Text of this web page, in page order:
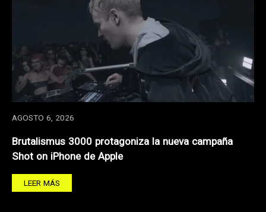
AGOSTO 6, 2026
Brutalismus 3000 protagoniza la nueva campaña
Shot on iPhone de Apple
LEER MÁS